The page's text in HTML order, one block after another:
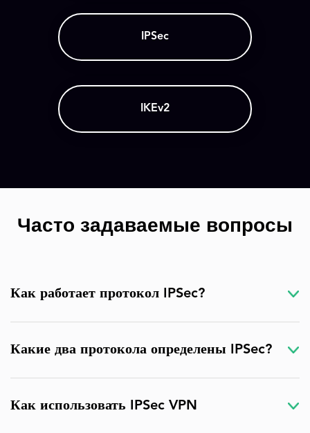
IPSec
IKEv2
Часто задаваемые вопросы
Как работает протокол IPSec?
Какие два протокола определены IPSec?
Как использовать IPSec VPN